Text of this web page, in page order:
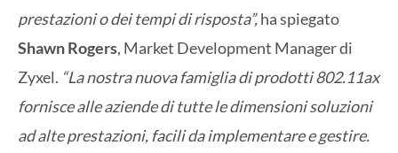
prestazioni o dei tempi di risposta”,ha spiegato
Shawn Rogers, Market Development Manager di
Zyxel. “La nostra nuova famiglia di prodotti 802.11ax
fornisce alle aziende di tutte le dimensioni soluzioni
ad alte prestazioni, facili da implementare e gestire.